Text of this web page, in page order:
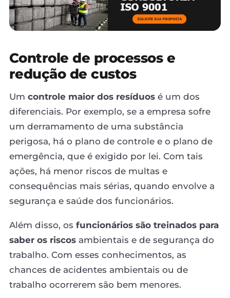
Controle de processos e
redução de custos
Um controle maior dos resíduos é um dos
diferenciais. Por exemplo, se a empresa sofre
um derramamento de uma substância
perigosa, há o plano de controle e o plano de
emergência, que é exigido por lei. Com tais
ações, há menor riscos de multas e
consequências mais sérias, quando envolve a
segurança e saúde dos funcionários.
Além disso, os funcionários são treinados para
saber os riscos ambientais e de segurança do
trabalho. Com esses conhecimentos, as
chances de acidentes ambientais ou de
trabalho ocorrerem são bem menores.